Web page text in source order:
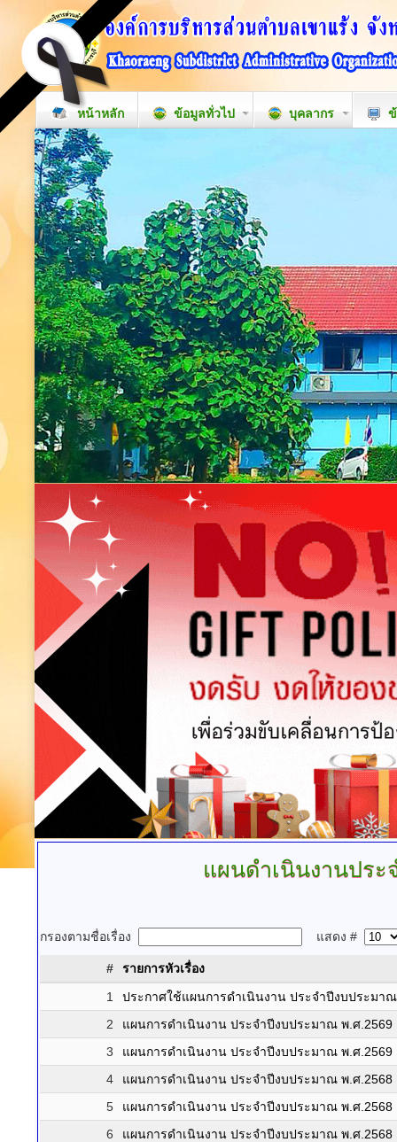
หน้าหลัก ข้อมูลทั่วไป บุคลากร
แผนดำเนินงานประ
กรองตามชื่อเรื่อง แสดง #
#
รายการหัวเรื่อง
1
ประกาศใช้แผนการดำเนินงาน ประจำปีงบประมา
2
แผนการดำเนินงาน ประจำปีงบประมาณ พ.ศ.2569
3
แผนการดำเนินงาน ประจำปีงบประมาณ พ.ศ.2569
4
แผนการดำเนินงาน ประจำปีงบประมาณ พ.ศ.2568
5
แผนการดำเนินงาน ประจำปีงบประมาณ พ.ศ.2568
6
แผนการดำเนินงาน ประจำปีงบประมาณ พ.ศ.2568